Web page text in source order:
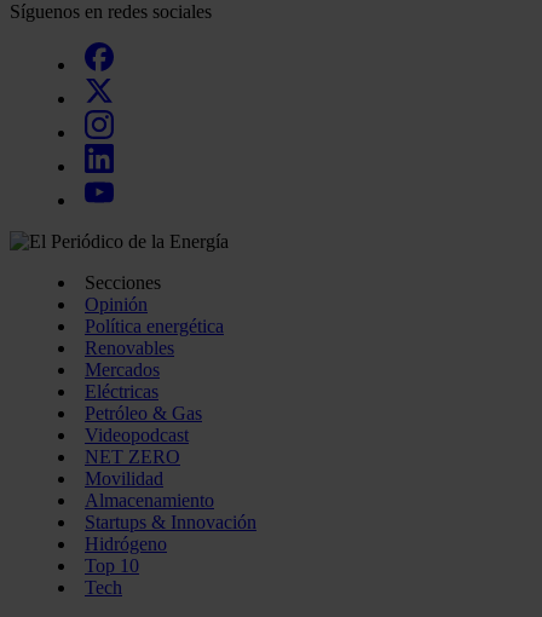
Síguenos en redes sociales
Secciones
Opinión
Política energética
Renovables
Mercados
Eléctricas
Petróleo & Gas
Videopodcast
NET ZERO
Movilidad
Almacenamiento
Startups & Innovación
Hidrógeno
Top 10
Tech